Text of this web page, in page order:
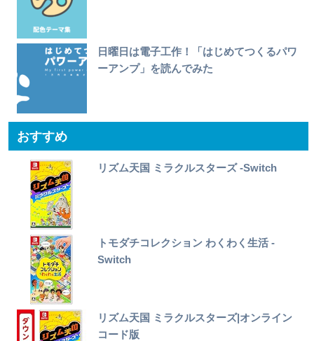
日曜日は電子工作！「はじめてつくるパワ
ーアンプ」を読んでみた
おすすめ
リズム天国 ミラクルスターズ -Switch
トモダチコレクション わくわく生活 -
Switch
リズム天国 ミラクルスターズ|オンライン
コード版